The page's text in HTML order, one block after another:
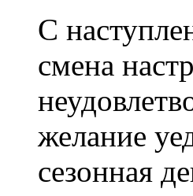
С
смена
желание
сезонная